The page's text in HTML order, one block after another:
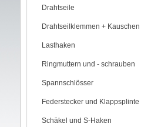
Drahtseile
Drahtseilklemmen + Kauschen
Lasthaken
Ringmuttern und - schrauben
Spannschlösser
Federstecker und Klappsplinte
Schäkel und S-Haken